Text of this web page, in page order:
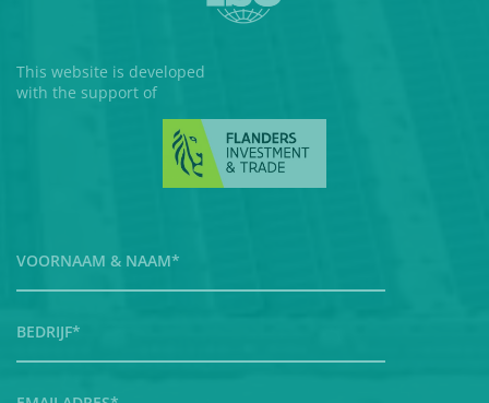
This website is developed
with the support of